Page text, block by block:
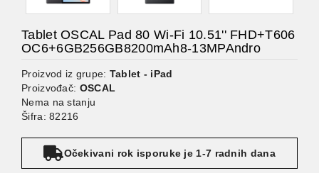
Tablet OSCAL Pad 80 Wi-Fi 10.51'' FHD+T606
OC6+6GB256GB8200mAh8-13MPAndro
Proizvod iz grupe: Tablet - iPad
Proizvođač: OSCAL
Nema na stanju
Šifra: 82216
Očekivani rok isporuke je 1-7 radnih dana